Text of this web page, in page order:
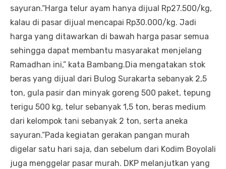
sayuran.“Harga telur ayam hanya dijual Rp27.500/kg,
kalau di pasar dijual mencapai Rp30.000/kg. Jadi
harga yang ditawarkan di bawah harga pasar semua
sehingga dapat membantu masyarakat menjelang
Ramadhan ini,” kata Bambang.Dia mengatakan stok
beras yang dijual dari Bulog Surakarta sebanyak 2,5
ton, gula pasir dan minyak goreng 500 paket, tepung
terigu 500 kg, telur sebanyak 1,5 ton, beras medium
dari kelompok tani sebanyak 2 ton, serta aneka
sayuran.“Pada kegiatan gerakan pangan murah
digelar satu hari saja, dan sebelum dari Kodim Boyolali
juga menggelar pasar murah. DKP melanjutkan yang